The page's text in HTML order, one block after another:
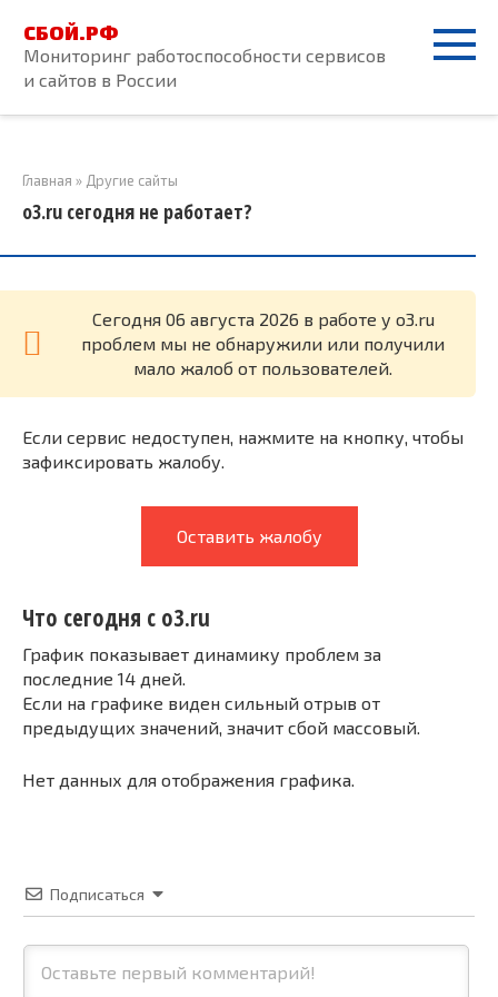
контенту
СБОЙ.РФ
Мониторинг работоспособности сервисов
и сайтов в России
Главная » Другие сайты
o3.ru сегодня не работает?
Cегодня 06 августа 2026 в работе у o3.ru
проблем мы не обнаружили или получили
мало жалоб от пользователей.
Если сервис недоступен, нажмите на кнопку, чтобы
зафиксировать жалобу.
Оставить жалобу
Что сегодня с o3.ru
График показывает динамику проблем за
последние 14 дней.
Если на графике виден сильный отрыв от
предыдущих значений, значит сбой массовый.
Нет данных для отображения графика.
Подписаться